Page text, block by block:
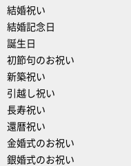
結婚祝い
結婚記念日
誕生日
初節句のお祝い
新築祝い
引越し祝い
長寿祝い
還暦祝い
金婚式のお祝い
銀婚式のお祝い